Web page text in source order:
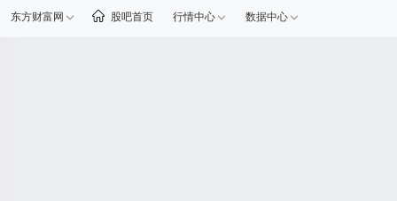
东方财富网 股吧首页 行情中心 数据中心